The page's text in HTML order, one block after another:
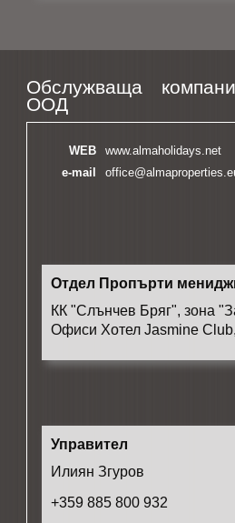
Обслужваща
ООД
WEB
www.almaholidays.net
e-mail
Отдел Пропърти
КК "Слънчев Бряг", зона
Офиси Хотел Jasmine
Управител
Илиян Згуров
+359 885 800 932